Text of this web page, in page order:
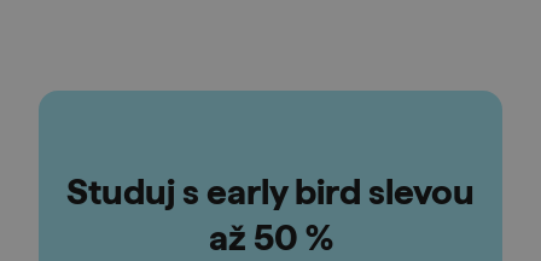
Studuj s early bird slevou
až 50 %